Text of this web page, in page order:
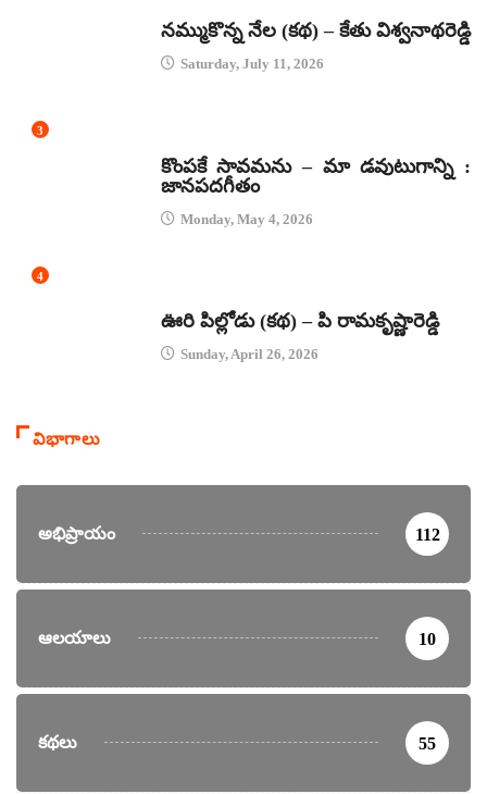
నమ్ముకొన్న నేల (కథ) – కేతు విశ్వనాథరెడ్డి
Saturday, July 11, 2026
3
కొంపకే సావమను – మా డవుటుగాన్ని :
జానపదగీతం
Monday, May 4, 2026
4
ఊరి పిల్లోడు (కథ) – పి రామకృష్ణారెడ్డి
Sunday, April 26, 2026
విభాగాలు
అభిప్రాయం 112
ఆలయాలు 10
కథలు 55